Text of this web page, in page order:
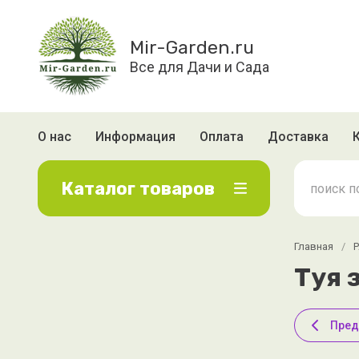
Mir-Garden.ru
Все для Дачи и Сада
О нас Информация Оплата Доставка
Каталог товаров
Главная /
Туя